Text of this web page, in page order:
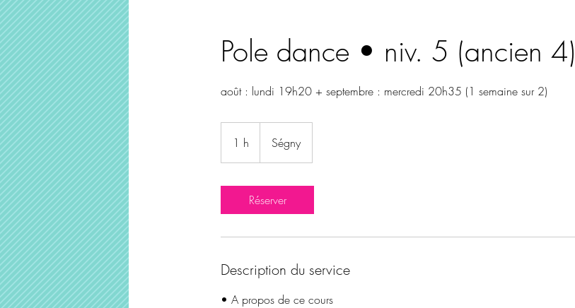
Pole dance • niv. 5 (ancien 4)
août : lundi 19h20 + septembre : mercredi 20h35 (1 semaine sur 2)
1 h Ségny
Réserver
Description du service
• A propos de ce cours